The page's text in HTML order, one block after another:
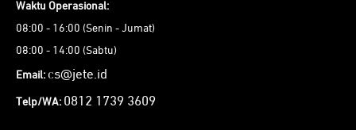
Waktu Operasional:
08:00 - 16:00 (Senin - Jumat)
08:00 - 14:00 (Sabtu)
Email: cs@jete.id
Telp/WA: 0812 1739 3609